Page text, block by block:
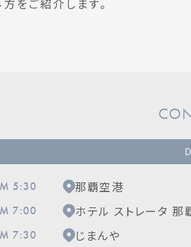
5:30 那覇空港
7:00 ホテル ストレータ 那
7:30 じまんや